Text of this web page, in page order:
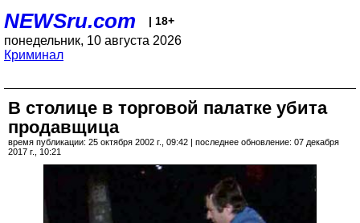
NEWSru.com | 18+
понедельник, 10 августа 2026
Криминал
В столице в торговой палатке убита
продавщица
время публикации: 25 октября 2002 г., 09:42 | последнее обновление: 07 декабря
2017 г., 10:21